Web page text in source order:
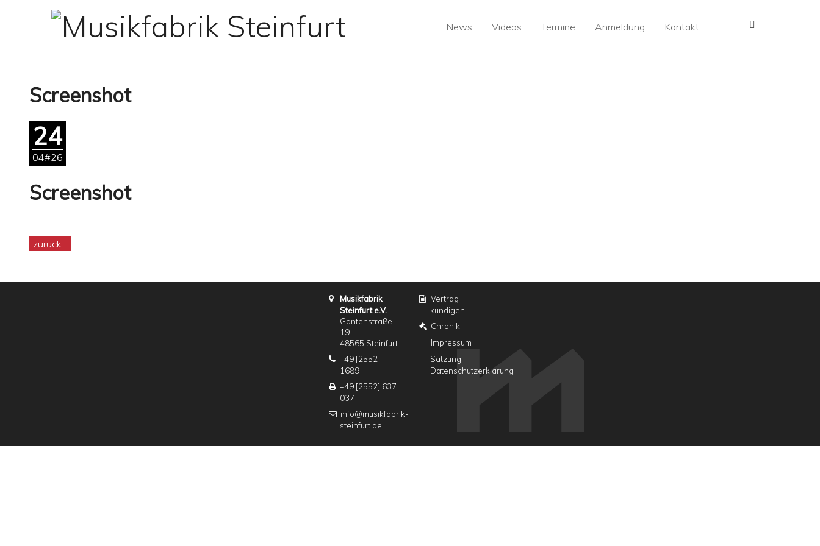
News Videos Termine Anmeldung Kontakt
Screenshot
24
04#26
Screenshot
zurück...
Musikfabrik
Steinfurt e.V.
Gantenstraße
19
48565 Steinfurt
+49 [2552]
1689
+49 [2552] 637
037
info@musikfabrik-
steinfurt.de
Vertrag
kündigen
Chronik
Impressum
Satzung
Datenschutzerklärung